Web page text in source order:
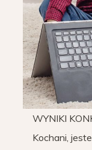
WYNIKI
Kochani,